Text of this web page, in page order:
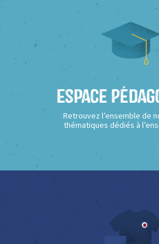
Espace
Retrouvez l’ensemble de
thématiques dédiés à